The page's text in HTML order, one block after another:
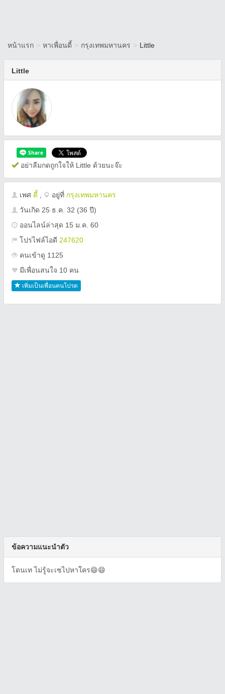
หน้าแรก > หาเพื่อนดี้ > กรุงเทพมหานคร > Little
Little
อย่าลืมกดถูกใจให้ Little ด้วยนะจ๊ะ
เพศ ดี้ อยู่ที่ กรุงเทพมหานคร
วันเกิด 25 ธ.ค. 32 (36 ปี)
ออนไลน์ล่าสุด 15 ม.ค. 60
โปรไฟล์ไอดี 247620
คนเข้าดู 1125
มีเพื่อนสนใจ 10 คน
เพิ่มเป็นเพื่อนคนโปรด
ข้อความแนะนำตัว
โดนเท ไม่รู้จะเซไปหาใคร😄😄